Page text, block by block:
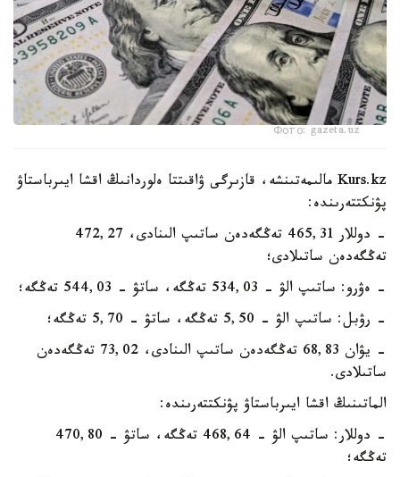
Фото: gazeta.uz
Kurs.kz مالىمەتىنشە، قازىرگى ۋاقىتتا ەلوردانىڭ اقشا ايىرباستاۋ
پۋنكتتەرىندە:
- دوللار 465,31 تەڭگەدەن ساتىپ الىنادى، 472,27
تەڭگەدەن ساتىلادى؛
- ەۋرو: ساتىپ الۋ - 534,03 تەڭگە، ساتۋ - 544,03 تەڭگە؛
- رۋبل: ساتىپ الۋ - 5,50 تەڭگە، ساتۋ - 5,70 تەڭگە؛
- يۋان 68,83 تەڭگەدەن ساتىپ الىنادى، 73,02 تەڭگەدەن
ساتىلادى.
الماتىنىڭ اقشا ايىرباستاۋ پۋنكتتەرىندە:
- دوللار: ساتىپ الۋ - 468,64 تەڭگە، ساتۋ - 470,80
تەڭگە؛